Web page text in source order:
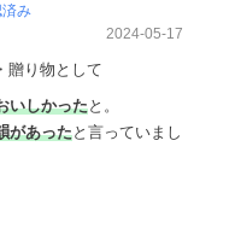
み
2024-05-17
贈り物として
いしかったと。
があったと言っていまし